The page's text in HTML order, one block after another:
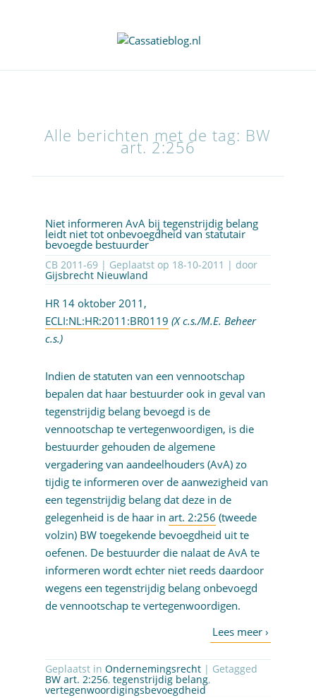
Alle berichten met de tag: BW
art. 2:256
Niet informeren AvA bij tegenstrijdig belang
leidt niet tot onbevoegdheid van statutair
bevoegde bestuurder
CB 2011-69 | Geplaatst op 18-10-2011 | door
Gijsbrecht Nieuwland
HR 14 oktober 2011,
ECLI:NL:HR:2011:BR0119 (X c.s./M.E. Beheer
c.s.)
Indien de statuten van een vennootschap
bepalen dat haar bestuurder ook in geval van
tegenstrijdig belang bevoegd is de
vennootschap te vertegenwoordigen, is die
bestuurder gehouden de algemene
vergadering van aandeelhouders (AvA) zo
tijdig te informeren over de aanwezigheid van
een tegenstrijdig belang dat deze in de
gelegenheid is de haar in art. 2:256 (tweede
volzin) BW toegekende bevoegdheid uit te
oefenen. De bestuurder die nalaat de AvA te
informeren wordt echter niet reeds daardoor
wegens een tegenstrijdig belang onbevoegd
de vennootschap te vertegenwoordigen.
Geplaatst in Ondernemingsrecht | Getagged
BW art. 2:256, tegenstrijdig belang,
vertegenwoordigingsbevoegdheid